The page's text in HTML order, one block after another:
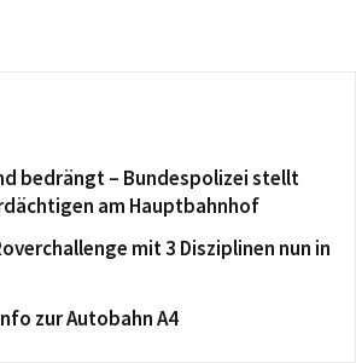
bedrängt – Bundespolizei stellt
am Hauptbahnhof
mit 3 Disziplinen nun in
zur Autobahn A4